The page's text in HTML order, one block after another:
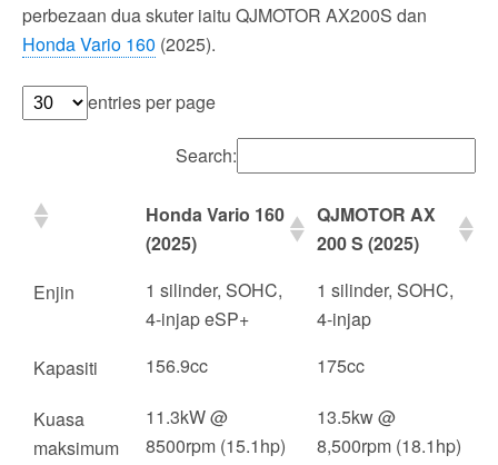
perbezaan dua skuter iaitu QJMOTOR AX200S dan
Honda Vario 160 (2025).
entries per page
Search:
Honda Vario 160
(2025)
QJMOTOR AX
200 S (2025)
Enjin
1 silinder, SOHC,
4-injap eSP+
1 silinder, SOHC,
4-injap
Kapasiti
156.9cc 175cc
Kuasa
maksimum
11.3kW @
8500rpm (15.1hp)
13.5kw @
8,500rpm (18.1hp)